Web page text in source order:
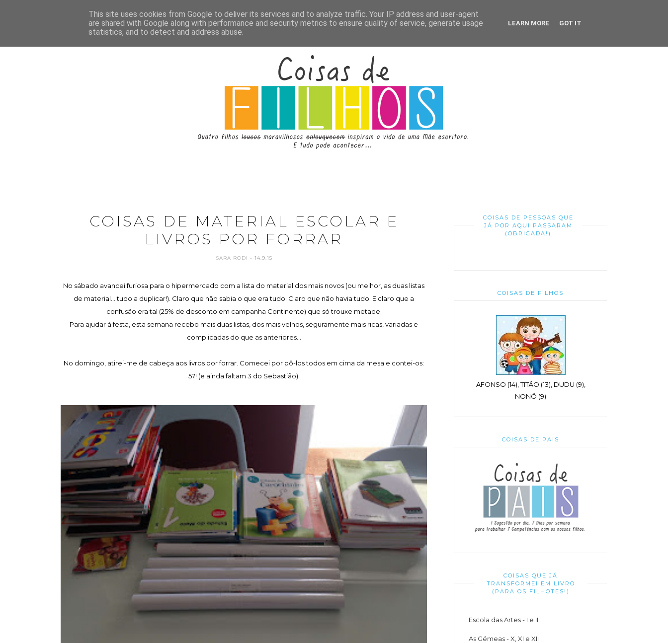
COISAS DE MATERIAL ESCOLAR E
LIVROS POR FORRAR
SARA RODI - 14.9.15
No sábado avancei furiosa para o hipermercado com a lista do material dos mais novos (ou melhor, as duas listas
de material... tudo a duplicar!). Claro que não sabia o que era tudo. Claro que não havia tudo. E claro que a
confusão era tal (25% de desconto em campanha Continente) que só trouxe metade.
Para ajudar à festa, esta semana recebo mais duas listas, dos mais velhos, seguramente mais ricas, variadas e
complicadas do que as anteriores...
No domingo, atirei-me de cabeça aos livros por forrar. Comecei por pô-los todos em cima da mesa e contei-os:
57! (e ainda faltam 3 do Sebastião).
COISAS DE PESSOAS QUE
JÁ POR AQUI PASSARAM
(OBRIGADA!)
COISAS DE FILHOS
AFONSO (14), TITÃO (13), DUDU (9),
NONÔ (9)
COISAS DE PAIS
COISAS QUE JÁ
TRANSFORMEI EM LIVRO
(PARA OS FILHOTES!)
Escola das Artes - I e II
As Gémeas - X, XI e XII
This site uses cookies from Google to deliver its services and to analyze traffic. Your IP address and user-agent
are shared with Google along with performance and security metrics to ensure quality of service, generate usage
statistics, and to detect and address abuse.
LEARN MORE GOT IT